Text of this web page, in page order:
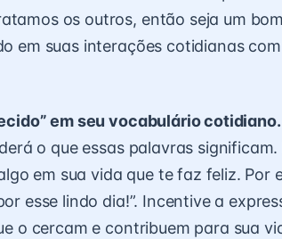
os outros, então seja um bom
em suas interações cotidianas
em seu vocabulário cotidiano.
o que essas palavras significam.
em sua vida que te faz feliz. Por
esse lindo dia!”. Incentive a
o cercam e contribuem para sua